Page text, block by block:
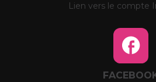
Lien vers le compte